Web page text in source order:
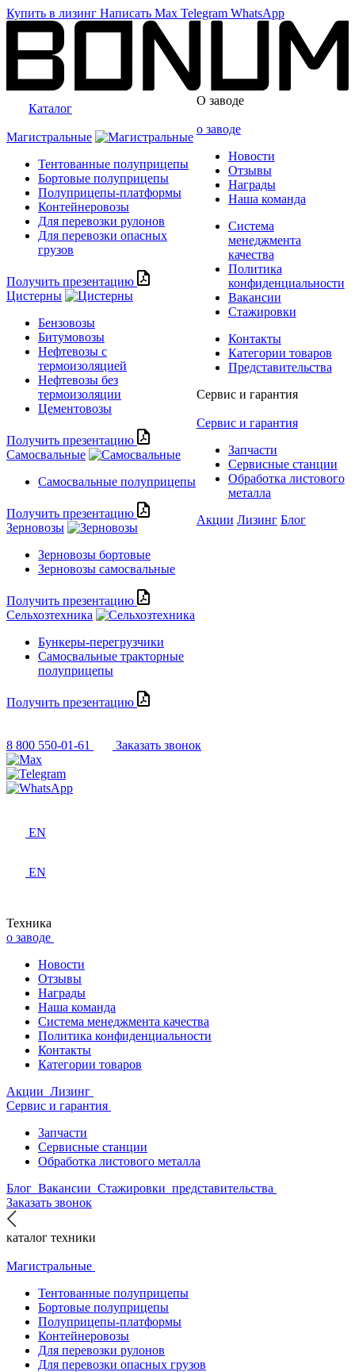
Купить в лизинг Написать Max Telegram WhatsApp
Каталог
Магистральные
Тентованные полуприцепы
Бортовые полуприцепы
Полуприцепы-платформы
Контейнеровозы
Для перевозки рулонов
Для перевозки опасных
грузов
Получить презентацию
Цистерны
Бензовозы
Битумовозы
Нефтевозы с
термоизоляцией
Нефтевозы без
термоизоляции
Цементовозы
Получить презентацию
Самосвальные
Самосвальные полуприцепы
Получить презентацию
Зерновозы
Зерновозы бортовые
Зерновозы самосвальные
Получить презентацию
Сельхозтехника
Бункеры-перегрузчики
Самосвальные тракторные
полуприцепы
Получить презентацию
О заводе
о заводе
Новости
Отзывы
Награды
Наша команда
Система
менеджмента
качества
Политика
конфиденциальности
Вакансии
Стажировки
Контакты
Категории товаров
Представительства
Сервис и гарантия
Сервис и гарантия
Запчасти
Сервисные станции
Обработка листового
металла
Акции Лизинг Блог
8 800 550-01-61 Заказать звонок
EN
EN
Техника
о заводе
Новости
Отзывы
Награды
Наша команда
Система менеджмента качества
Политика конфиденциальности
Контакты
Категории товаров
Акции Лизинг
Сервис и гарантия
Запчасти
Сервисные станции
Обработка листового металла
Блог Вакансии Стажировки представительства
Заказать звонок
каталог техники
Магистральные
Тентованные полуприцепы
Бортовые полуприцепы
Полуприцепы-платформы
Контейнеровозы
Для перевозки рулонов
Для перевозки опасных грузов